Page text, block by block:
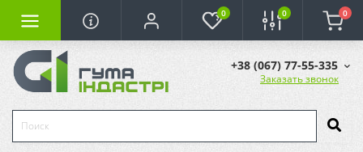
0 0 0
+38 (067) 77-55-335
Заказать звонок